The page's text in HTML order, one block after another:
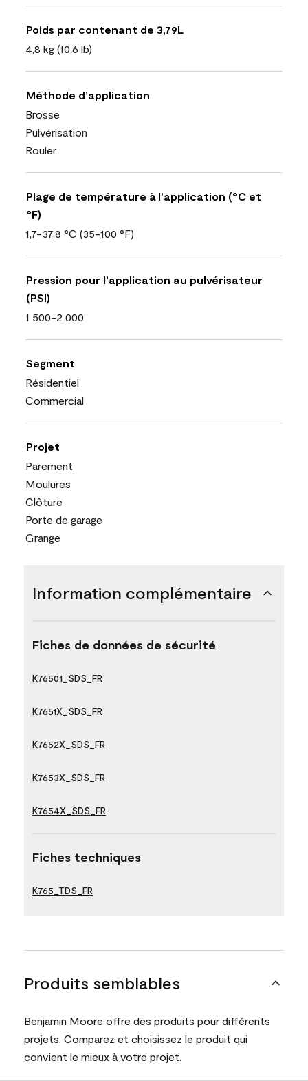
Poids par contenant de 3,79L
4,8 kg (10,6 lb)
Méthode d’application
Brosse
Pulvérisation
Rouler
Plage de température à l’application (°C et
°F)
1,7-37,8 °C (35-100 °F)
Pression pour l’application au pulvérisateur
(PSI)
1 500-2 000
Segment
Résidentiel
Commercial
Projet
Parement
Moulures
Clôture
Porte de garage
Grange
Information complémentaire
Fiches de données de sécurité
K76501_SDS_FR
K7651X_SDS_FR
K7652X_SDS_FR
K7653X_SDS_FR
K7654X_SDS_FR
Fiches techniques
K765_TDS_FR
Produits semblables
Benjamin Moore offre des produits pour différents
projets. Comparez et choisissez le produit qui
convient le mieux à votre projet.